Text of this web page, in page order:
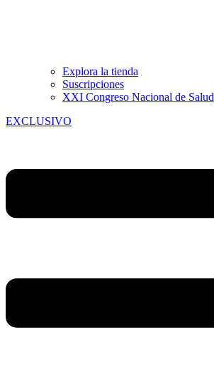
Explora la tienda
Suscripciones
XXI Congreso Nacional de Salud
EXCLUSIVO